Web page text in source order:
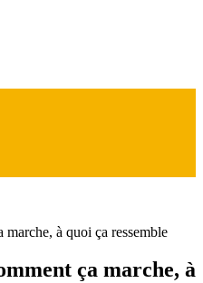
à quoi ça ressemble
ça marche, à